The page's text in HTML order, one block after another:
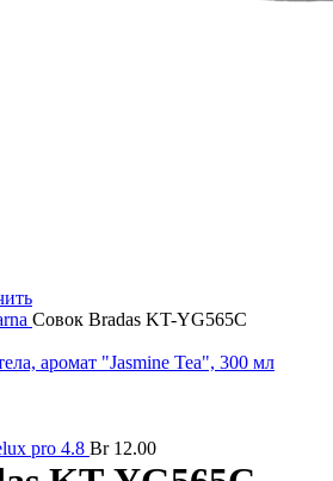
Совок Bradas KT-YG565C
аромат "Jasmine Tea", 300 мл
pro 4.8 Br12.00